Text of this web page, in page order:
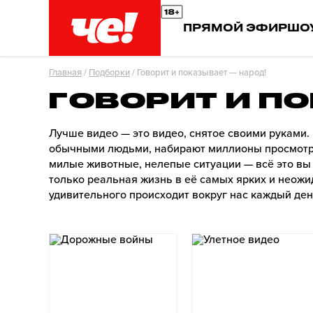
ПРЯМОЙ ЭФИР
Главная / Подборки/ Говорит и показывает — народ!
ГОВОРИТ И
Лучше видео — это видео, снятое своими
обычными людьми, набирают миллионы
милые животные, нелепые ситуации — всё это
только реальная жизнь в её самых ярких и
удивительного происходит вокруг нас каждый